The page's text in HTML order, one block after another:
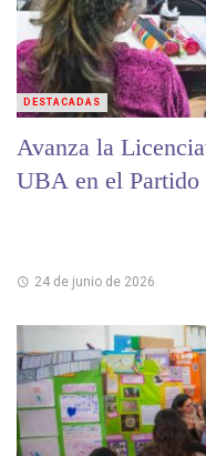
Avanza la
UBA en el Partido
24 de junio de 2026
DESTACADAS